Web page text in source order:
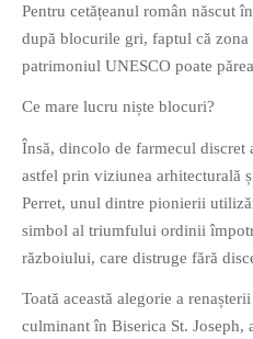
Pentru cetățeanul român născut
după blocurile gri, faptul că
patrimoniul UNESCO poate
Ce mare lucru niște blocuri?
Însă, dincolo de farmecul discret
astfel prin viziunea arhitecturală
Perret, unul dintre pionierii
simbol al triumfului ordinii
războiului, care distruge fără
Toată această alegorie a
culminant în Biserica St. Joseph,